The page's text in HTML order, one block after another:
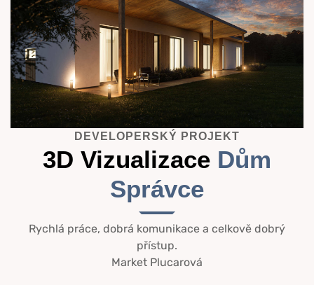
DEVELOPERSKÝ PROJEKT
3D Vizualizace Dům
Správce
Rychlá práce, dobrá komunikace a celkově dobrý
přístup.
Market Plucarová